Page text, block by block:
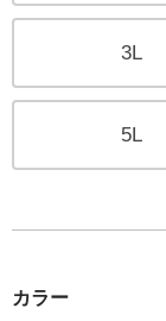
3L
5L
カラー